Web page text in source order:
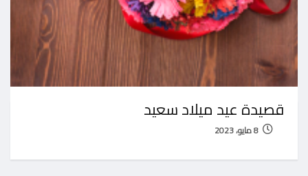
قصيدة عيد ميلاد سعيد
8 مايو، 2023